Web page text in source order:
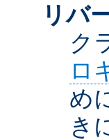
リバ
ク
ロ
め
き